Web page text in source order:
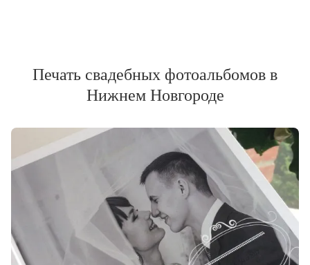
Печать свадебных фотоальбомов в
Нижнем Новгороде